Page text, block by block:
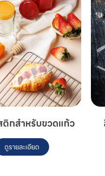
กสำหรับขวดแก้ว
ดูรายละเอียด